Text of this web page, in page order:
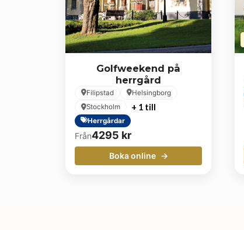
Golfweekend på
herrgård
Filipstad
Helsingborg
Stockholm
+ 1 till
Herrgårdar
Från4295 kr
Boka online